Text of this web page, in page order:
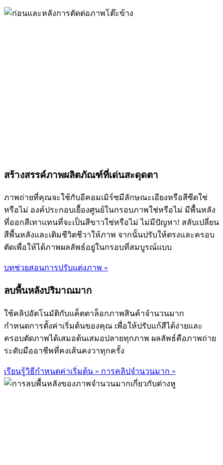
สร้างสรรค์ภาพผลิตภัณฑ์ที่เด่นสะดุดตา
ภาพถ่ายที่คุณจะใช้กับอีคอมเมิร์ซมีลักษณะเอียงหรือสีซีดใช่
หรือไม่ องค์ประกอบเยื้องศูนย์ในกรอบภาพใช่หรือไม่ มีพื้นหลัง
ที่ออกสีเทาแทนที่จะเป็นสีขาวใช่หรือไม่ ไม่มีปัญหา! สลับเปลี่ยน
สีพื้นหลังและเติมชีวิตชีวาให้ภาพ จากนั้นปรับให้ตรงและครอบ
ตัดเพื่อให้ได้ภาพผลลัพธ์อยู่ในกรอบที่สมบูรณ์แบบ
บทช่วยสอนการปรับแต่งภาพ »
ลบพื้นหลังปริมาณมาก
ใช้คลิปอัตโนมัติกับแค็ตตาล็อกภาพสินค้าจำนวนมาก
กำหนดการตั้งค่าเริ่มต้นของคุณ เพื่อให้ปรับแก้สีได้ง่ายและ
ครอบตัดภาพได้เสมอต้นเสมอปลายทุกภาพ ผลลัพธ์คือภาพถ่าย
ระดับมืออาชีพที่คงเส้นคงวาทุกครั้ง
เรียนรู้วิธีกำหนดค่าเริ่มต้น » การคลิปจำนวนมาก »